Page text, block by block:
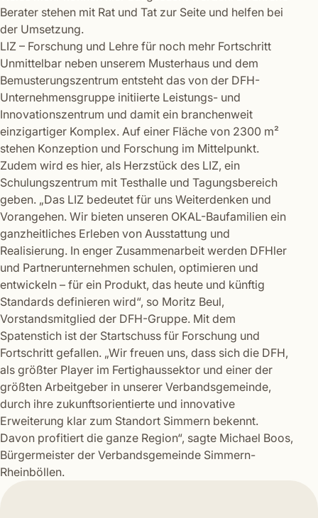
Berater stehen mit Rat und Tat zur Seite und helfen bei
der Umsetzung.
LIZ – Forschung und Lehre für noch mehr Fortschritt
Unmittelbar neben unserem Musterhaus und dem
Bemusterungszentrum entsteht das von der DFH-
Unternehmensgruppe initiierte Leistungs- und
Innovationszentrum und damit ein branchenweit
einzigartiger Komplex. Auf einer Fläche von 2300 m²
stehen Konzeption und Forschung im Mittelpunkt.
Zudem wird es hier, als Herzstück des LIZ, ein
Schulungszentrum mit Testhalle und Tagungsbereich
geben. „Das LIZ bedeutet für uns Weiterdenken und
Vorangehen. Wir bieten unseren OKAL-Baufamilien ein
ganzheitliches Erleben von Ausstattung und
Realisierung. In enger Zusammenarbeit werden DFHler
und Partnerunternehmen schulen, optimieren und
entwickeln – für ein Produkt, das heute und künftig
Standards definieren wird“, so Moritz Beul,
Vorstandsmitglied der DFH-Gruppe. Mit dem
Spatenstich ist der Startschuss für Forschung und
Fortschritt gefallen. „Wir freuen uns, dass sich die DFH,
als größter Player im Fertighaussektor und einer der
größten Arbeitgeber in unserer Verbandsgemeinde,
durch ihre zukunftsorientierte und innovative
Erweiterung klar zum Standort Simmern bekennt.
Davon profitiert die ganze Region“, sagte Michael Boos,
Bürgermeister der Verbandsgemeinde Simmern-
Rheinböllen.